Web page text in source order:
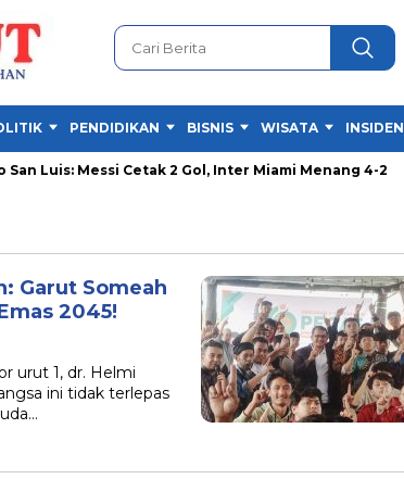
PENDIDIKAN BISNIS WISATA INSIDEN
Luis: Messi Cetak 2 Gol, Inter Miami Menang 4-2
Garut Someah
2045!
urut 1, dr. Helmi
ini tidak terlepas